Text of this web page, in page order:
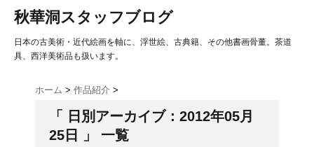
秋華洞スタッフブログ
日本の古美術・近代絵画を軸に、浮世絵、古典籍、その他書画骨董。茶道
具、西洋美術品も扱います。
ホーム > 作品紹介 >
「 日別アーカイブ：2012年05月
25日 」 一覧